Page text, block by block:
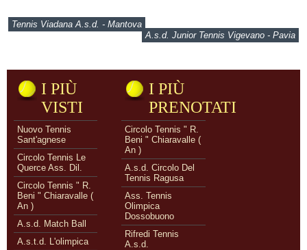
Tennis Viadana A.s.d. - Mantova
A.s.d. Junior Tennis Vigevano - Pavia
I PIÙ
VISTI
Nuovo Tennis
Sant'agnese
Circolo Tennis Le
Querce Ass. Dil.
Circolo Tennis " R.
Beni " Chiaravalle (
An )
A.s.d. Match Ball
A.s.t.d. L'olimpica
I PIÙ
PRENOTATI
Circolo Tennis " R.
Beni " Chiaravalle (
An )
A.s.d. Circolo Del
Tennis Ragusa
Ass. Tennis
Olimpica
Dossobuono
Rifredi Tennis
A.s.d.